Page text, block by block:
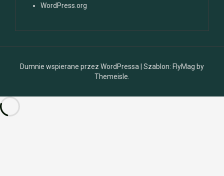
WordPress.org
Dumnie wspierane przez WordPressa Szablon: FlyMag by
Themeisle.